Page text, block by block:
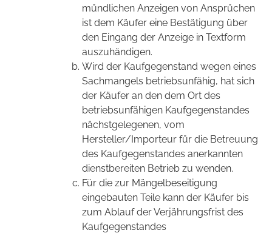
mündlichen Anzeigen von Ansprüchen
ist dem Käufer eine Bestätigung über
den Eingang der Anzeige in Textform
auszuhändigen.
Wird der Kaufgegenstand wegen eines
Sachmangels betriebsunfähig, hat sich
der Käufer an den dem Ort des
betriebsunfähigen Kaufgegenstandes
nächstgelegenen, vom
Hersteller/Importeur für die Betreuung
des Kaufgegenstandes anerkannten
dienstbereiten Betrieb zu wenden.
Für die zur Mängelbeseitigung
eingebauten Teile kann der Käufer bis
zum Ablauf der Verjährungsfrist des
Kaufgegenstandes